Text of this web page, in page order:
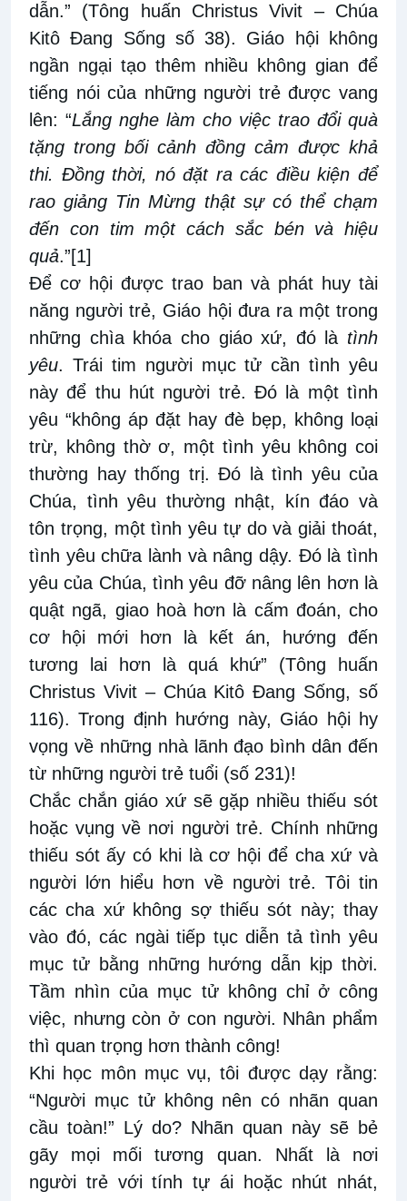
dẫn.” (Tông huấn Christus Vivit – Chúa
Kitô Đang Sống số 38). Giáo hội không
ngần ngại tạo thêm nhiều không gian để
tiếng nói của những người trẻ được vang
lên: “Lắng nghe làm cho việc trao đổi quà
tặng trong bối cảnh đồng cảm được khả
thi. Đồng thời, nó đặt ra các điều kiện để
rao giảng Tin Mừng thật sự có thể chạm
đến con tim một cách sắc bén và hiệu
quả.”[1]
Để cơ hội được trao ban và phát huy tài
năng người trẻ, Giáo hội đưa ra một trong
những chìa khóa cho giáo xứ, đó là tình
yêu. Trái tim người mục tử cần tình yêu
này để thu hút người trẻ. Đó là một tình
yêu “không áp đặt hay đè bẹp, không loại
trừ, không thờ ơ, một tình yêu không coi
thường hay thống trị. Đó là tình yêu của
Chúa, tình yêu thường nhật, kín đáo và
tôn trọng, một tình yêu tự do và giải thoát,
tình yêu chữa lành và nâng dậy. Đó là tình
yêu của Chúa, tình yêu đỡ nâng lên hơn là
quật ngã, giao hoà hơn là cấm đoán, cho
cơ hội mới hơn là kết án, hướng đến
tương lai hơn là quá khứ” (Tông huấn
Christus Vivit – Chúa Kitô Đang Sống, số
116). Trong định hướng này, Giáo hội hy
vọng về những nhà lãnh đạo bình dân đến
từ những người trẻ tuổi (số 231)!
Chắc chắn giáo xứ sẽ gặp nhiều thiếu sót
hoặc vụng về nơi người trẻ. Chính những
thiếu sót ấy có khi là cơ hội để cha xứ và
người lớn hiểu hơn về người trẻ. Tôi tin
các cha xứ không sợ thiếu sót này; thay
vào đó, các ngài tiếp tục diễn tả tình yêu
mục tử bằng những hướng dẫn kịp thời.
Tầm nhìn của mục tử không chỉ ở công
việc, nhưng còn ở con người. Nhân phẩm
thì quan trọng hơn thành công!
Khi học môn mục vụ, tôi được dạy rằng:
“Người mục tử không nên có nhãn quan
cầu toàn!” Lý do? Nhãn quan này sẽ bẻ
gãy mọi mối tương quan. Nhất là nơi
người trẻ với tính tự ái hoặc nhút nhát,